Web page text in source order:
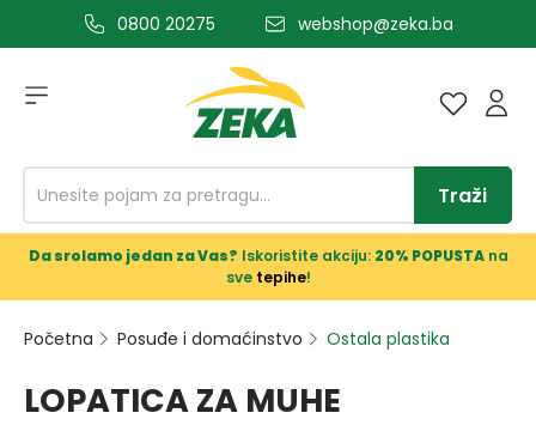
glavni sadržaj0800 20275 webshop@zeka.ba
Traži
Da srolamo jedan za Vas? Iskoristite akciju: 20% POPUSTAna
sve tepihe!
Početna Posuđe i domaćinstvo Ostala plastika
LOPATICA ZA MUHE